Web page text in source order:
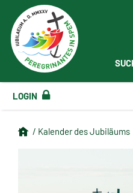
LOGIN
/ Kalender des Jubiläums